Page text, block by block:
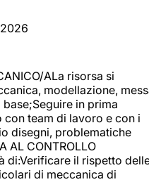
ALa risorsa si
modellazione,
in prima
team di lavoro e con i
disegni, problematiche
AL CONTROLLO
di:Verificare il rispetto
di meccanica di